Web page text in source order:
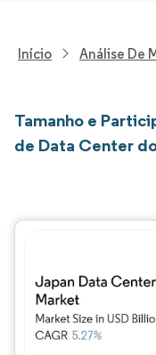
Início Análise De
Tamanho e
de Data Center